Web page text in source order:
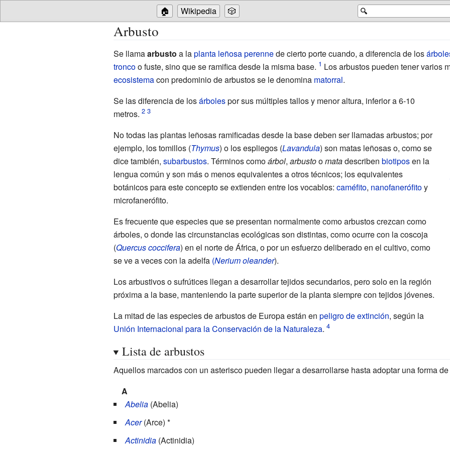
🔍
🏠 Wikipedia 🎲
Arbusto
Se llamaarbusto a laplanta leñosaperennede cierto porte cuando, a diferencia de los
troncoo fuste, sino que se ramifica desde la misma base.
Los arbustos pueden tener varios
ecosistemacon predominio de arbustos se le denomina matorral.
Se las diferencia de losárbolespor sus múltiples tallos y menor altura, inferior a 6-10
metros.
No todas las plantas leñosas ramificadas desde la base deben ser llamadas arbustos; por
ejemplo, los tomillos (Thymus) o los espliegos (Lavandula) son matas leñosas o, como se
dice también, subarbustos. Términos comoárbol, arbustoomatadescriben biotiposen la
lengua común y son más o menos equivalentes a otros técnicos; los equivalentes
botánicos para este concepto se extienden entre los vocablos: caméfito, nanofanerófitoy
microfanerófito.
Es frecuente que especies que se presentan normalmente como arbustos crezcan como
árboles, o donde las circunstancias ecológicas son distintas, como ocurre con la coscoja
(Quercus coccifera) en el norte de África, o por un esfuerzo deliberado en el cultivo, como
se ve a veces con la adelfa (Nerium oleander).
Los arbustivos o sufrútices llegan a desarrollar tejidos secundarios, pero solo en la región
próxima a la base, manteniendo la parte superior de la planta siempre con tejidos jóvenes.
La mitad de las especies de arbustos de Europa están en peligro de extinción, según la
Unión Internacional para la Conservación de la Naturaleza.
Lista de arbustos
Aquellos marcados con un asterisco pueden llegar a desarrollarse hasta adoptar una forma
A
Abelia(Abelia)
Acer(Arce) *
Actinidia(Actinidia)